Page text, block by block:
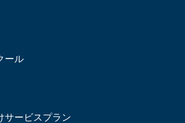
ール
サービスプラン